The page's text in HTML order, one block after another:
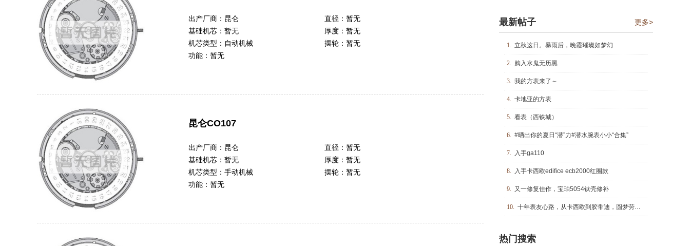
出产厂商： 昆仑 直径： 暂无
基础机芯： 暂无 厚度： 暂无
机芯类型： 自动机械 摆轮： 暂无
功能： 暂无
昆仑CO107
出产厂商： 昆仑 直径： 暂无
基础机芯： 暂无 厚度： 暂无
机芯类型： 手动机械 摆轮： 暂无
功能： 暂无
最新帖子 更多>
1. 立秋这日。暴雨后，晚霞璀璨如梦幻
2. 购入水鬼无历黑
3. 我的方表来了～
4. 卡地亚的方表
5. 看表（西铁城）
6. #晒出你的夏日“潜”力#潜水腕表小小“合集”
7. 入手ga110
8. 入手卡西欧edifice ecb2000红圈款
9. 又一修复佳作，宝珀5054钛壳修补
10. 十年表友心路，从卡西欧到胶带迪，圆梦劳力士交作业
热门搜索